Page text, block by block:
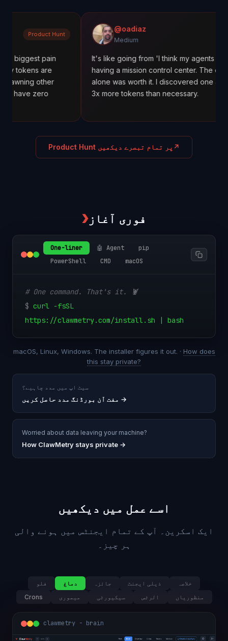
pain
are
@oadiaz
Medium
It's like going from 'I think my agents are working'
having a mission control center. The cost tracking
alone was worth it. I discovered one agent was
3x more tokens than necessary.
Product Hunt پر تمام تبصرے دیکھیں ↗
❯فوری آغاز
One-liner 🤖 Agent
pip
PowerShell
CMD macOS
# One command. That's it. 🦞
$ curl -fsSL
https://clawmetry.com/install.sh | bash
macOS, Linux, Windows. The installer figures it out. · How does
this stay private?
سیٹ اپ میں مدد چاہیے؟
مفت آن بورڈنگ مدد حاصل کریں →
Worried about data leaving your machine?
How ClawMetry stays private →
اسے عمل میں دیکھیں
ایک اسکرین۔ آپ کے تمام ایجنٹس میں ہونے والی
ہر چیز۔
فلو دماغ جائزہ ذیلی ایجنٹ
خلاصہ
Crons
میموری سیکیورٹی الرٹس منظوریاں
clawmetry - brain